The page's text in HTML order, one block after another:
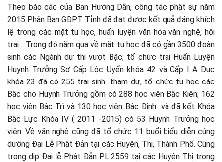
Theo báo cáo của Ban Hướng Dẫn, công tác phật sự năm
2015 Phân Ban GĐPT Tỉnh đã đạt được kết quả đáng khích
lệ trong các mặt tu học, huấn luyện văn hóa văn nghệ, hội
trại… Trong đó năm qua về mặt tu học đã có gần 3500 đoàn
sinh các Ngành dự thi vượt Bậc; tổ chức trại Huấn Luyện
Huynh Trưởng Sơ Cấp Lộc Uyển khóa 42 và Cấp I A Dục
khóa 23 đã có 255 trại sinh tham dự, tổ chức tu học các
Bậc cho Huynh Trưởng gồm có 288 học viên Bậc Kiên; 162
học viên Bậc Trì và 130 học viên Bậc Định và đã kết Khóa
Bậc Lực Khóa IV ( 2011 -2015) có 53 Huynh Trưởng học
viên. Về văn nghệ cũng đã tổ chức 11 buổi biểu diễn cúng
dường Đại Lễ Phật Đản tại các Huyện, Thị, Thành Phố. Cũng
trong dịp Đại lễ Phật Đản PL 2559 tại các Huyện Thị trong